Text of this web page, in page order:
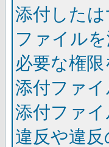
添付した
ファイル
必要な権
添付ファ
添付ファ
違反や違